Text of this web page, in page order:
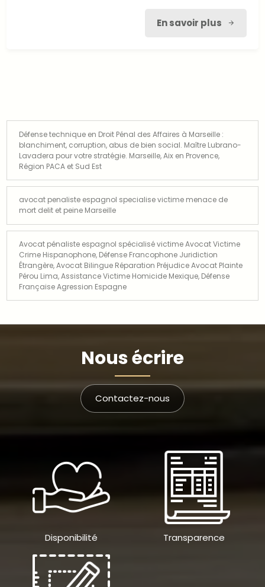
En savoir plus
Défense technique en Droit Pénal des Affaires à Marseille :
blanchiment, corruption, abus de bien social. Maître Lubrano-
Lavadera pour votre stratégie. Marseille, Aix en Provence,
Région PACA et Sud Est
avocat penaliste espagnol specialise victime menace de
mort delit et peine Marseille
Avocat pénaliste espagnol spécialisé victime Avocat Victime
Crime Hispanophone, Défense Francophone Juridiction
Étrangère, Avocat Bilingue Réparation Préjudice Avocat Plainte
Pérou Lima, Assistance Victime Homicide Mexique, Défense
Française Agression Espagne
Nous écrire
Contactez-nous
Disponibilité Transparence